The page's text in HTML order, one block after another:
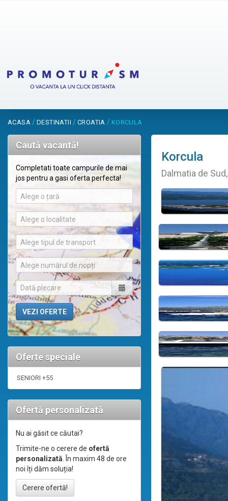
ACASA / DESTINATII / CROATIA / KORCULA
Caută vacantă!
Completati toate campurile de mai
jos pentru a gasi oferta perfecta!
Alege o țară
Alege o localitate
Alege tipul de transport
Alege numărul de nopți
Oferte speciale
SENIORI +55
Ofertă personalizată
Nu ai găsit ce căutai?
Trimite-ne o cerere de ofertă
personalizată. În maxim 48 de ore
noi îți dăm soluția!
Cerere ofertă!
Korcula
Dalmatia de